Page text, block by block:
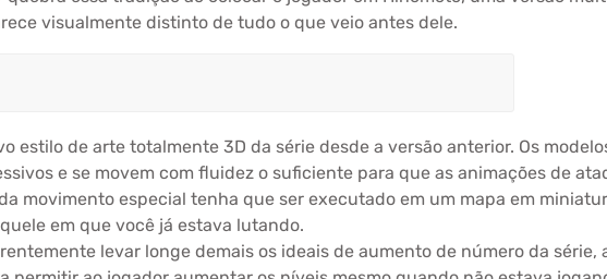
visualmente distinto de tudo o que veio antes dele.
estilo de arte totalmente 3D da série desde a versão anterior. Os
e se movem com fluidez o suficiente para que as animações de
movimento especial tenha que ser executado em um mapa em
em que você já estava lutando.
levar longe demais os ideais de aumento de número da série,